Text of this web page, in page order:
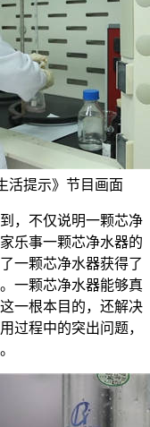
活提示》节目画面
，不仅说明一颗芯净
乐事一颗芯净水器的
一颗芯净水器获得了
一颗芯净水器能够真
一根本目的，还解决
过程中的突出问题，